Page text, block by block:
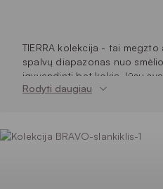
TIERRA kolekcija - tai
spalvų diapazonas nuo
įgyvendinti bet kokią Jūsų
megztų savybių jis lengvai
lovatiesėms.
Rodyti daugiau